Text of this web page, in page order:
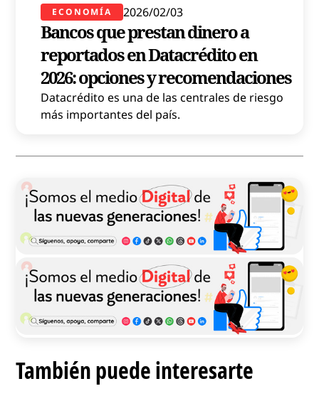
ECONOMÍA 2026/02/03
Bancos que prestan dinero a
reportados en Datacrédito en
2026: opciones y recomendaciones
Datacrédito es una de las centrales de riesgo
más importantes del país.
También puede interesarte